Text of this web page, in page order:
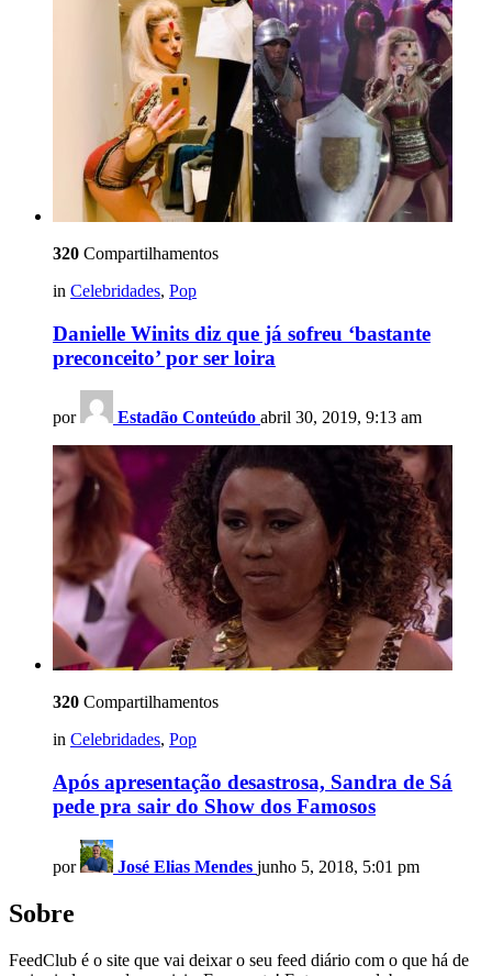
320 Compartilhamentos
in Celebridades, Pop
Danielle Winits diz que já sofreu ‘bastante
preconceito’ por ser loira
por Estadão Conteúdo abril 30, 2019, 9:13 am
320 Compartilhamentos
in Celebridades, Pop
Após apresentação desastrosa, Sandra de Sá
pede pra sair do Show dos Famosos
por José Elias Mendes junho 5, 2018, 5:01 pm
Sobre
FeedClub é o site que vai deixar o seu feed diário com o que há de